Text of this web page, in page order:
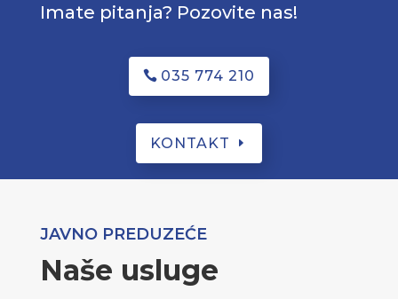
Imate pitanja? Pozovite nas!
035 774 210
KONTAKT
JAVNO PREDUZEĆE
Naše usluge